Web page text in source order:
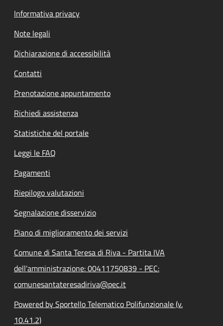
Informativa privacy
Note legali
Dichiarazione di accessibilità
Contatti
Prenotazione appuntamento
Richiedi assistenza
Statistiche del portale
Leggi le FAQ
Pagamenti
Riepilogo valutazioni
Segnalazione disservizio
Piano di miglioramento dei servizi
Comune di Santa Teresa di Riva - Partita IVA
dell'amministrazione: 00411750839 - PEC:
comunesantateresadiriva@pec.it
Powered by Sportello Telematico Polifunzionale (v.
10.41.2)